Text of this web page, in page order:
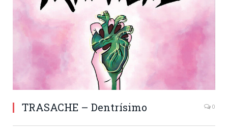
TRASACHE – Dentrísimo 0